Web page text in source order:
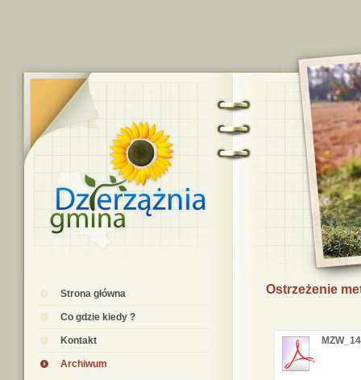
Strona główna
Co gdzie kiedy ?
Kontakt
Archiwum
Ostrzeżenie